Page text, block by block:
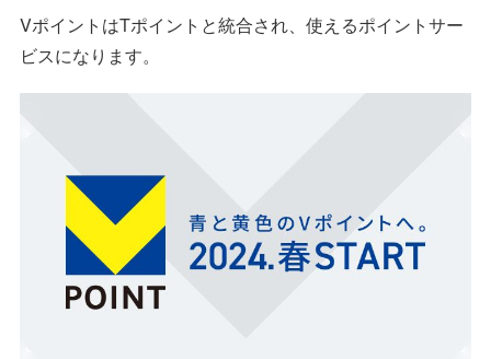
VポイントはTポイントと統合され、使えるポイントサー
ビスになります。